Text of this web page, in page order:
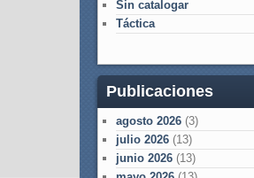
Sin catalogar
Táctica
Publicaciones
agosto 2026 (3)
julio 2026 (13)
junio 2026 (13)